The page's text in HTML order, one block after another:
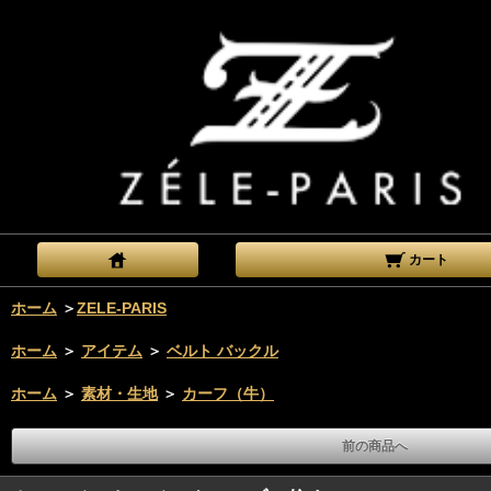
カート
ホーム ＞ZELE-PARIS
ホーム ＞ アイテム ＞ ベルト バックル
ホーム ＞ 素材・生地 ＞ カーフ（牛）
前の商品へ